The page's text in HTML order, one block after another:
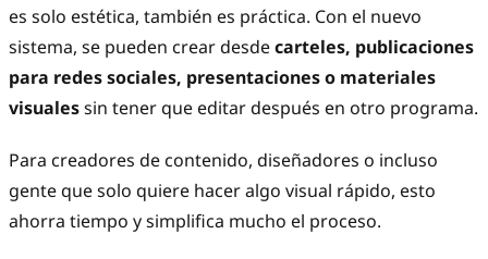
es solo estética, también es práctica. Con el nuevo
sistema, se pueden crear desdecarteles, publicaciones
para redes sociales, presentaciones o materiales
visualessin tener que editar después en otro programa.
Para creadores de contenido, diseñadores o incluso
gente que solo quiere hacer algo visual rápido, esto
ahorra tiempo y simplifica mucho el proceso.